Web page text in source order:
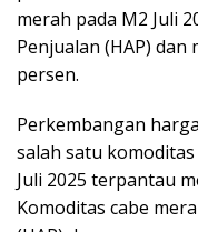
merah pada M2 Juli
Penjualan (HAP) dan
persen.
Perkembangan
salah satu
Juli 2025 terpantau
Komoditas cabe